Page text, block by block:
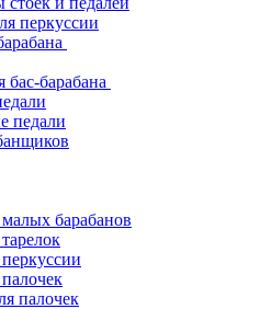
перкуссии
бас-барабана
педали
барабанов
палочек